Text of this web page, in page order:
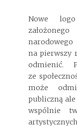
Nowe
na pierwszy
odmienić.
ze
może
publiczną
wspólnie